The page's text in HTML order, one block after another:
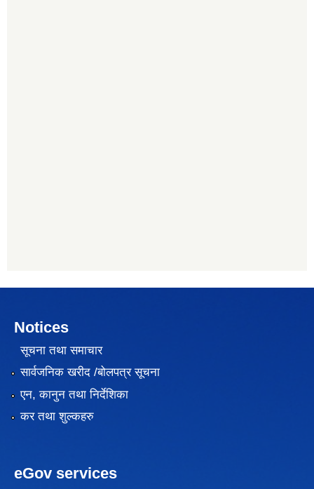
Notices
सूचना तथा समाचार
सार्वजनिक खरीद /बोलपत्र सूचना
एन, कानुन तथा निर्देशिका
कर तथा शुल्कहरु
eGov services